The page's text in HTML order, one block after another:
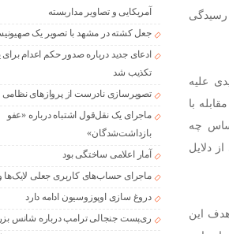
رسیدگی
علیه
با
چه
دلایل
این
آمریکایی و تصاویر مداربسته
جعل کشته در مشهد با تصویر یک
ادعای جدید درباره صدور حکم اعدام
تکذیب شد
تصویرسازی نادرست از پروازهای نظامی
ماجرای یک نقل‌قول اشتباه درباره «عفو
بازداشت‌شدگان»
آمار اعلامی ساختگی بود
ماجرای حساب‌های کاربری جعلی لایک‌ها
دروغ سازی اوپوزوسیون ادامه دارد
ری‌پست جنجالی ترامپ درباره شانس